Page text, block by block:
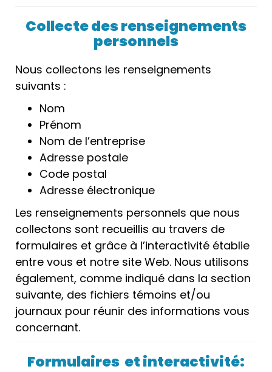
Collecte des renseignements
personnels
Nous collectons les renseignements
suivants :
Nom
Prénom
Nom de l’entreprise
Adresse postale
Code postal
Adresse électronique
Les renseignements personnels que nous
collectons sont recueillis au travers de
formulaires et grâce à l’interactivité établie
entre vous et notre site Web. Nous utilisons
également, comme indiqué dans la section
suivante, des fichiers témoins et/ou
journaux pour réunir des informations vous
concernant.
Formulaires et interactivité: